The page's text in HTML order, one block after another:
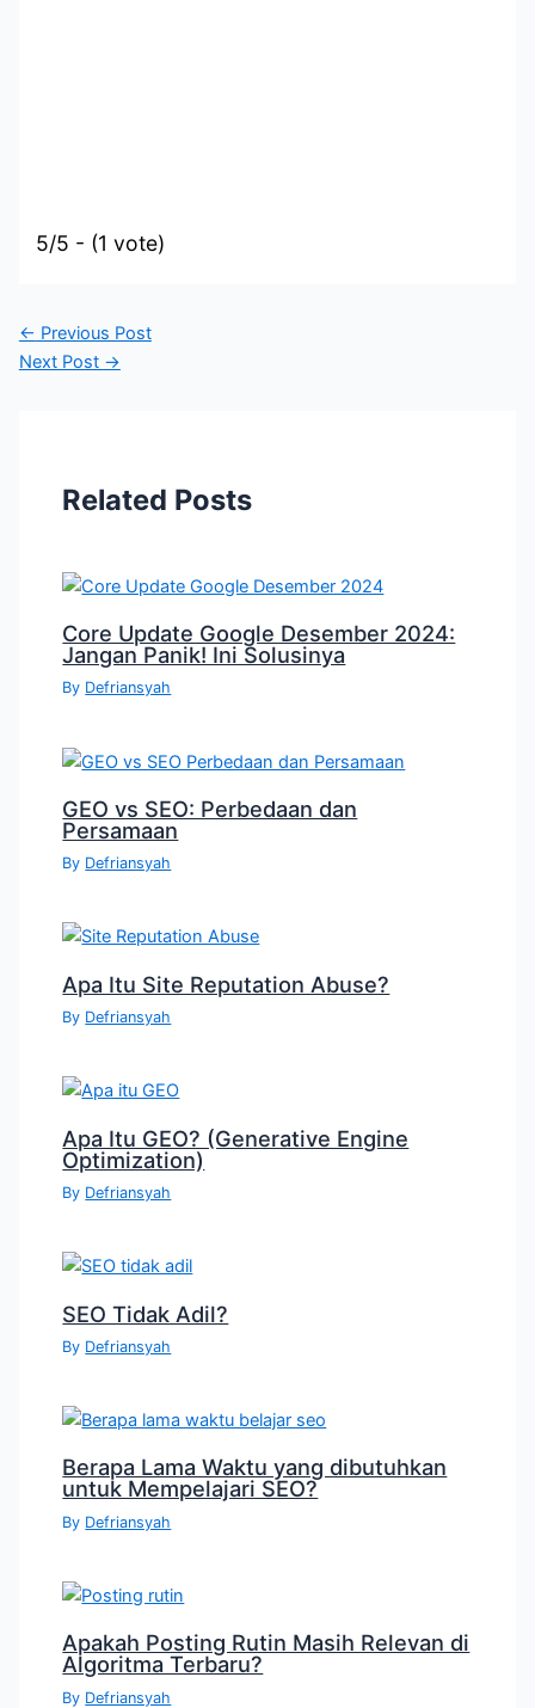
5/5 - (1 vote)
← Previous Post
Next Post →
Related Posts
Core Update Google Desember 2024:
Jangan Panik! Ini Solusinya
By Defriansyah
GEO vs SEO: Perbedaan dan
Persamaan
By Defriansyah
Apa Itu Site Reputation Abuse?
By Defriansyah
Apa Itu GEO? (Generative Engine
Optimization)
By Defriansyah
SEO Tidak Adil?
By Defriansyah
Berapa Lama Waktu yang dibutuhkan
untuk Mempelajari SEO?
By Defriansyah
Apakah Posting Rutin Masih Relevan di
Algoritma Terbaru?
By Defriansyah